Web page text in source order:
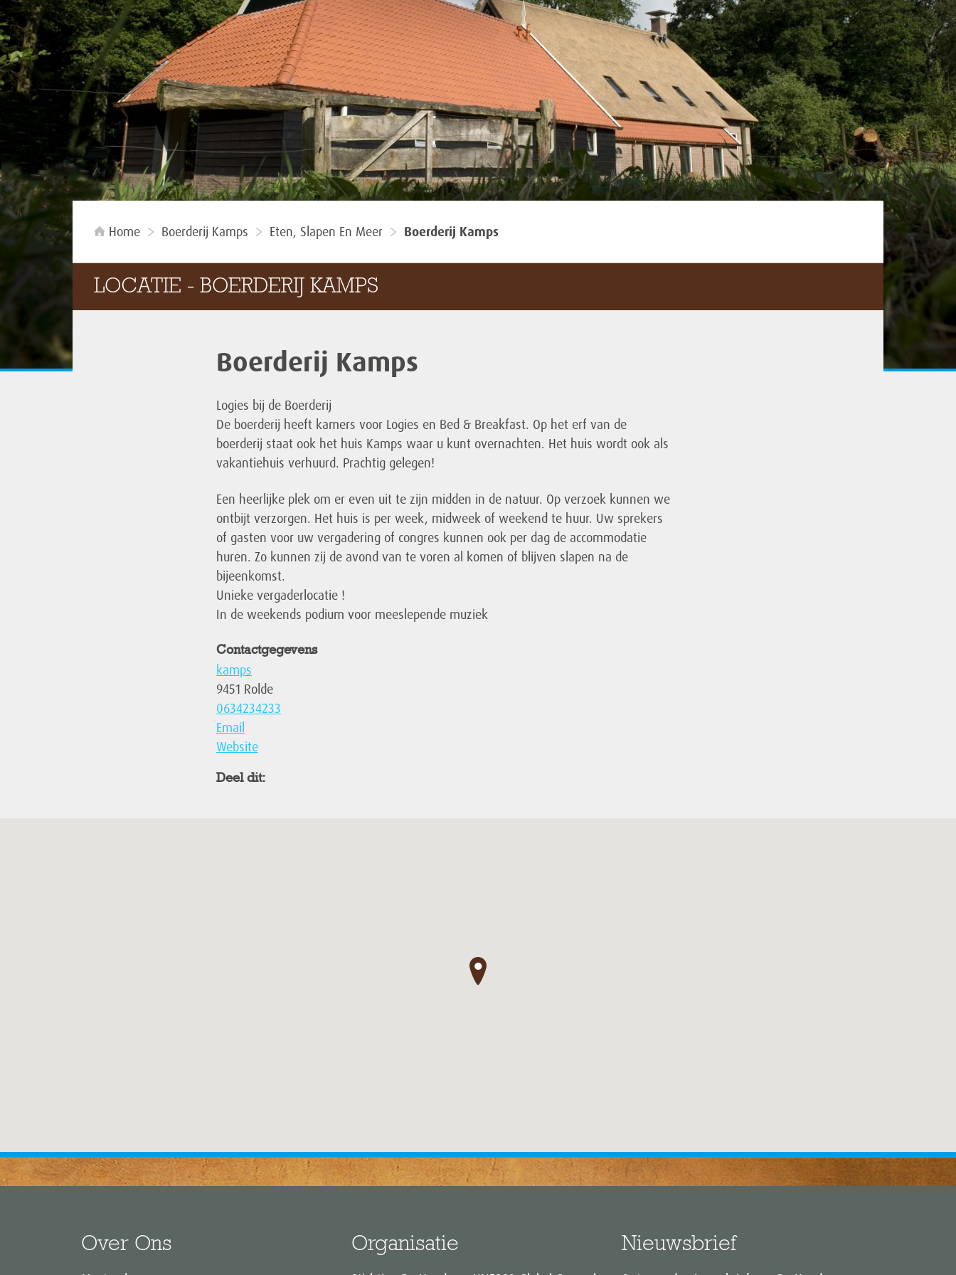
Home Boerderij Kamps Eten, Slapen En Meer Boerderij Kamps
LOCATIE - BOERDERIJ KAMPS
Boerderij Kamps
Logies bij de Boerderij
De boerderij heeft kamers voor Logies en Bed & Breakfast. Op het erf van de
boerderij staat ook het huis Kamps waar u kunt overnachten. Het huis wordt ook als
vakantiehuis verhuurd. Prachtig gelegen!
Een heerlijke plek om er even uit te zijn midden in de natuur. Op verzoek kunnen we
ontbijt verzorgen. Het huis is per week, midweek of weekend te huur. Uw sprekers
of gasten voor uw vergadering of congres kunnen ook per dag de accommodatie
huren. Zo kunnen zij de avond van te voren al komen of blijven slapen na de
bijeenkomst.
Unieke vergaderlocatie !
In de weekends podium voor meeslepende muziek
Contactgegevens
kamps
9451 Rolde
0634234233
Email
Website
Deel dit:
●
Over Ons Organisatie Nieuwsbrief